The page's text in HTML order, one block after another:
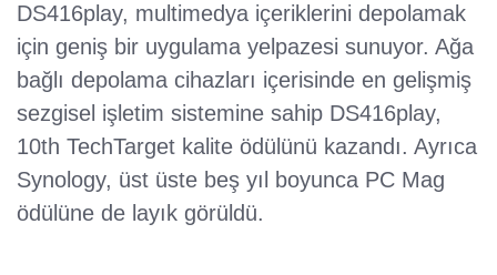
DS416play, multimedya içeriklerini depolamak
için geniş bir uygulama yelpazesi sunuyor. Ağa
bağlı depolama cihazları içerisinde en gelişmiş
sezgisel işletim sistemine sahip DS416play,
10th TechTarget kalite ödülünü kazandı. Ayrıca
Synology, üst üste beş yıl boyunca PC Mag
ödülüne de layık görüldü.